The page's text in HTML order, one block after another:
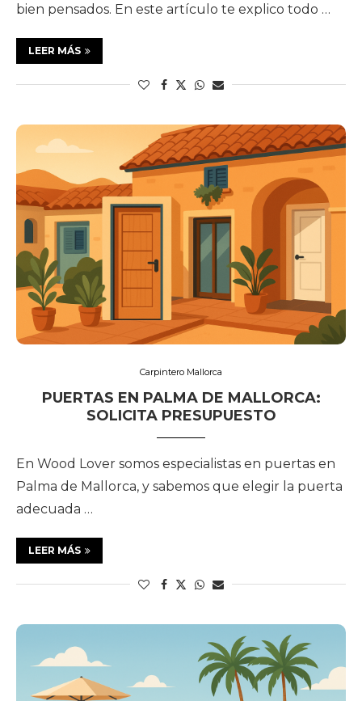
bien pensados. En este artículo te explico todo …
LEER MÁS
Carpintero Mallorca
PUERTAS EN PALMA DE MALLORCA:
SOLICITA PRESUPUESTO
En Wood Lover somos especialistas en puertas en
Palma de Mallorca, y sabemos que elegir la puerta
adecuada …
LEER MÁS